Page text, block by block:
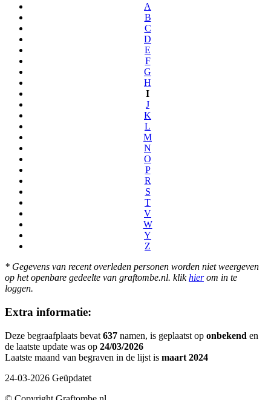
A
B
C
D
E
F
G
H
I
J
K
L
M
N
O
P
R
S
T
V
W
Y
Z
* Gegevens van recent overleden personen worden niet weergeven
op het openbare gedeelte van graftombe.nl. klikhierom in te
loggen.
Extra informatie:
Deze begraafplaats bevat 637 namen, is geplaatst op onbekend en
de laatste update was op 24/03/2026
Laatste maand van begraven in de lijst is maart 2024
24-03-2026 Geüpdatet